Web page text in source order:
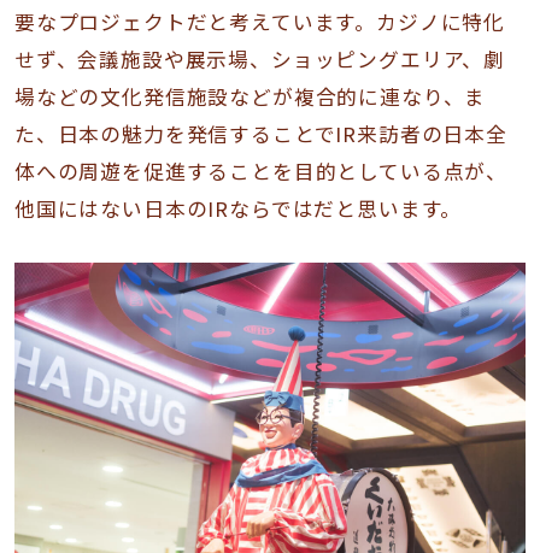
要なプロジェクトだと考えています。カジノに特化
せず、会議施設や展示場、ショッピングエリア、劇
場などの文化発信施設などが複合的に連なり、ま
た、日本の魅力を発信することでIR来訪者の日本全
体への周遊を促進することを目的としている点が、
他国にはない日本のIRならではだと思います。